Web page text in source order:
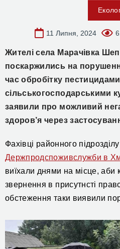
11 Липня, 2024
Жителі села Марачівка
поскаржились на
час обробітку
сільськогосподарськими
заявили про можливий
здоров’я через
Фахівці районного підрозділу
Держпродспоживслужби в
виїхали днями на місце, аби
звернення в присутнсті
обстеження таки виявили